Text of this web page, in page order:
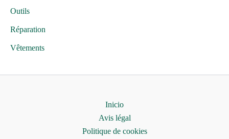
Outils
Réparation
Vêtements
Inicio
Avis légal
Politique de cookies